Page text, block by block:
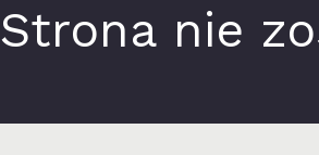
Strona nie